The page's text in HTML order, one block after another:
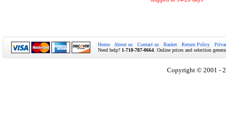
Home About us Contact us Basket Return Policy
Need help? 1-718-787-0664 . Online prices and selection
Copyright © 2001 -